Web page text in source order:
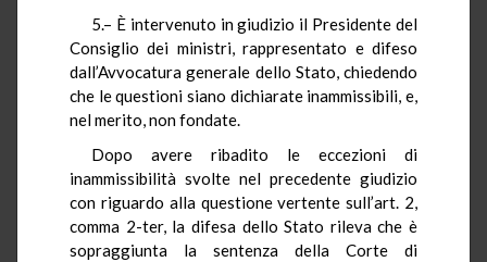
5.– È intervenuto in giudizio il Presidente del
Consiglio dei ministri, rappresentato e difeso
dall’Avvocatura generale dello Stato, chiedendo
che le questioni siano dichiarate inammissibili, e,
nel merito, non fondate.
Dopo avere ribadito le eccezioni di
inammissibilità svolte nel precedente giudizio
con riguardo alla questione vertente sull’art. 2,
comma 2-ter, la difesa dello Stato rileva che è
sopraggiunta la sentenza della Corte di